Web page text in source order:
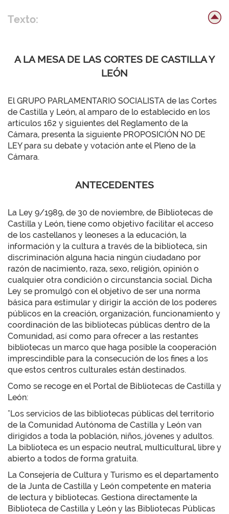
Texto:
A LA MESA DE LAS CORTES DE CASTILLA Y
LEÓN
El GRUPO PARLAMENTARIO SOCIALISTA de las Cortes
de Castilla y León, al amparo de lo establecido en los
artículos 162 y siguientes del Reglamento de la
Cámara, presenta la siguiente PROPOSICIÓN NO DE
LEY para su debate y votación ante el Pleno de la
Cámara.
ANTECEDENTES
La Ley 9/1989, de 30 de noviembre, de Bibliotecas de
Castilla y León, tiene como objetivo facilitar el acceso
de los castellanos y leoneses a la educación, la
información y la cultura a través de la biblioteca, sin
discriminación alguna hacia ningún ciudadano por
razón de nacimiento, raza, sexo, religión, opinión o
cualquier otra condición o circunstancia social. Dicha
Ley se promulgó con el objetivo de ser una norma
básica para estimular y dirigir la acción de los poderes
públicos en la creación, organización, funcionamiento y
coordinación de las bibliotecas públicas dentro de la
Comunidad, así como para ofrecer a las restantes
bibliotecas un marco que haga posible la cooperación
imprescindible para la consecución de los fines a los
que estos centros culturales están destinados.
Como se recoge en el Portal de Bibliotecas de Castilla y
León:
"Los servicios de las bibliotecas públicas del territorio
de la Comunidad Autónoma de Castilla y León van
dirigidos a toda la población, niños, jóvenes y adultos.
La biblioteca es un espacio neutral, multicultural, libre y
abierto a todos de forma gratuita.
La Consejería de Cultura y Turismo es el departamento
de la Junta de Castilla y León competente en materia
de lectura y bibliotecas. Gestiona directamente la
Biblioteca de Castilla y León y las Bibliotecas Públicas